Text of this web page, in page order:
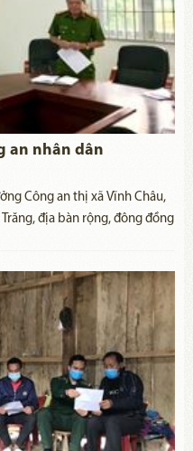
hoàn cảnh khó khăn do đại
trên 2.700 phần quà với tổng
lý, khâm liệm thi hài và vận
đình, bảo đảm trang trọng,
sắc, thấm đẫm nghĩa tình
an nhân dân
Công an thị xã Vĩnh Châu,
địa bàn rộng, đông đồng
chí đã chỉ đạo quyết liệt,
pháp về công tác đảm bảo
hai năm (2019, 2020), đồng
bán trái phép chất ma túy,
tệ nạn xã hội với 973 đối
tượng…